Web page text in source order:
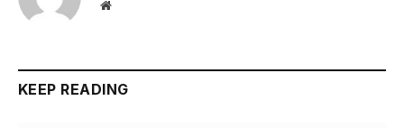
Website
KEEP READING